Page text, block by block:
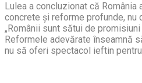
Lulea a concluzionat că România
concrete și reforme profunde, nu
„Românii sunt sătui de
Reformele adevărate înseamnă
nu să oferi spectacol ieftin